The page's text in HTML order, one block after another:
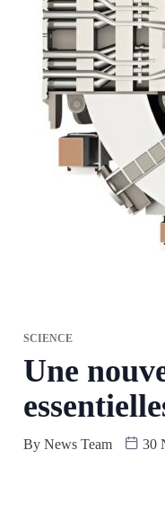
SCIENCE
Une
By News Team 30